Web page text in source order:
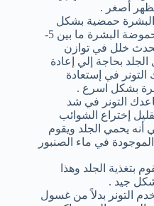
أصغر .
البشرة حمضية بشكل
طبيعي وعادة ما توازن درجة حموضة البشرة ما بين 5-
يحدث خلل في توازن
بحاجة إلي إعادة
في إستعادة
بشكل اسرع .
التونر في شد
إختراع الشوائب
أنه يحمي الجلد ويقوم
في ماء الصنبور
بتغذية الجلد وهذا
جيد .
التونر بدلاً من غسول